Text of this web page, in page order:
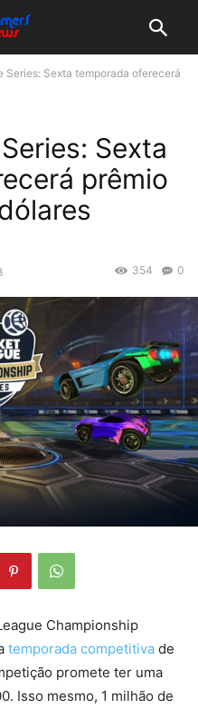
Series: Sexta temporada oferecerá
Sexta
prêmio
0
354
Championship
temporada competitiva de
promete ter uma
Isso mesmo, 1 milhão de